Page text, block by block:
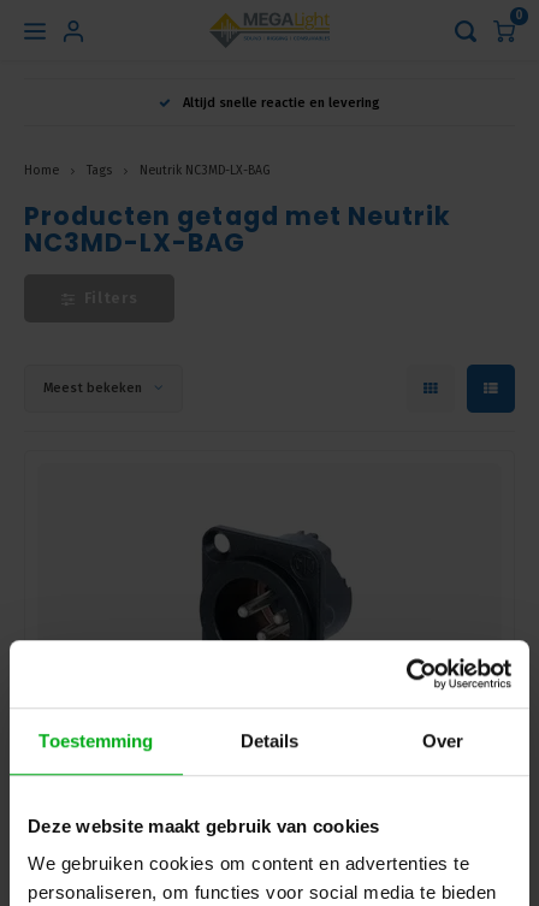
Toestemming Details Over
Deze website maakt gebruik van cookies
We gebruiken cookies om content en advertenties te
personaliseren, om functies voor social media te bieden
Hoofdmenu
Nederlands
0
Altijd snelle reactie en levering
Home Tags Neutrik NC3MD-LX-BAG
Producten getagd met Neutrik
NC3MD-LX-BAG
Meest bekeken
Neutrik | NC3MD-LX-BAG | XLR chassis DLX 3 pin pen
Neutrik | NC3MD-LX-BAG
Login voor prijzen